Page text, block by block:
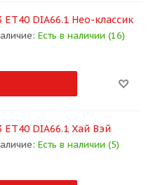
DIA66.1 Нео-классик
Есть в наличии (16)
ET40 DIA66.1 Хай Вэй
Есть в наличии (5)